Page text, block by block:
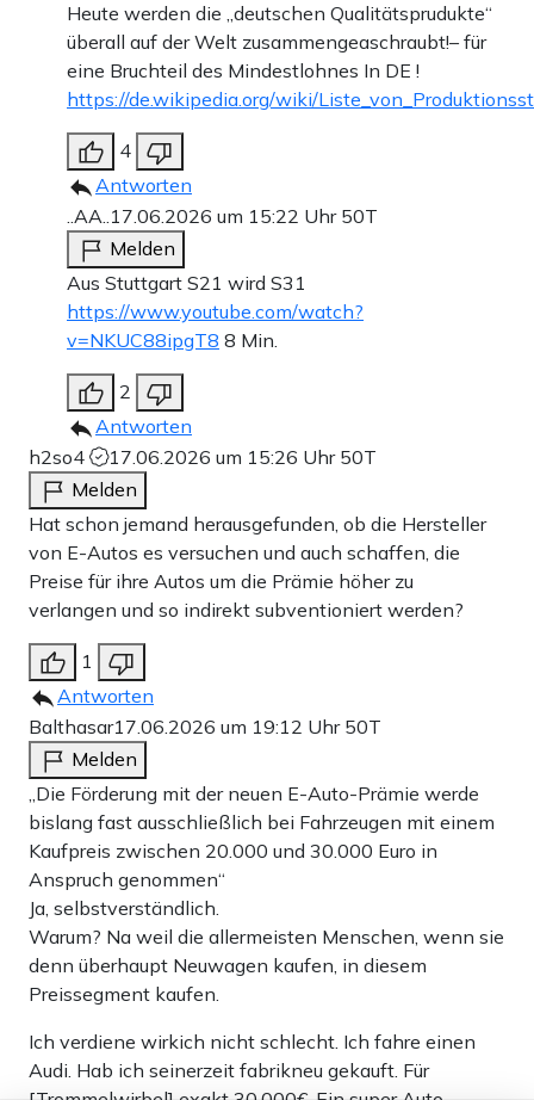
Heute werden die „deutschen Qualitätsprudukte“
überall auf der Welt zusammengeaschraubt!– für
eine Bruchteil des Mindestlohnes In DE !
https://de.wikipedia.org/wiki/
4
Antworten
..AA..17.06.2026 um 15:22 Uhr 50T
Melden
Aus Stuttgart S21 wird S31
https://www.youtube.com/watch?
v=NKUC88ipgT8 8 Min.
2
Antworten
h2so4
17.06.2026 um 15:26 Uhr 50T
Melden
Hat schon jemand herausgefunden, ob die Hersteller
von E-Autos es versuchen und auch schaffen, die
Preise für ihre Autos um die Prämie höher zu
verlangen und so indirekt subventioniert werden?
1
Antworten
Balthasar17.06.2026 um 19:12 Uhr 50T
Melden
„Die Förderung mit der neuen E-Auto-Prämie werde
bislang fast ausschließlich bei Fahrzeugen mit einem
Kaufpreis zwischen 20.000 und 30.000 Euro in
Anspruch genommen“
Ja, selbstverständlich.
Warum? Na weil die allermeisten Menschen, wenn sie
denn überhaupt Neuwagen kaufen, in diesem
Preissegment kaufen.
Ich verdiene wirkich nicht schlecht. Ich fahre einen
Audi. Hab ich seinerzeit fabrikneu gekauft. Für